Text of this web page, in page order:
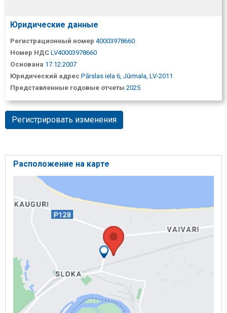
Юридические данные
Регистрационный номер 40003978660
Номер НДС LV40003978660
Основана 17.12.2007
Юридический адрес Pārslas iela 6, Jūrmala, LV-2011
Представленные годовые отчеты 2025
Регистрировать изменения
Расположение на карте